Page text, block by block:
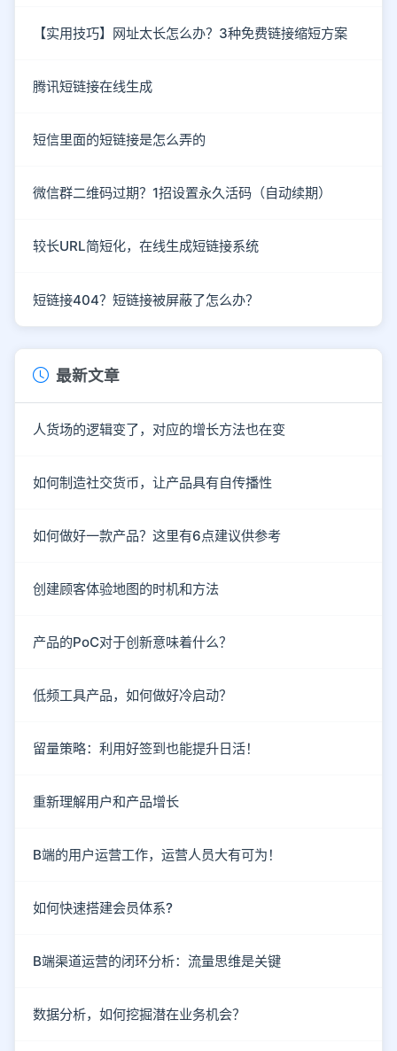
【实用技巧】网址太长怎么办？3种免费链接缩短方案
腾讯短链接在线生成
短信里面的短链接是怎么弄的
微信群二维码过期？1招设置永久活码（自动续期）
较长URL简短化，在线生成短链接系统
短链接404？短链接被屏蔽了怎么办？
最新文章
人货场的逻辑变了，对应的增长方法也在变
如何制造社交货币，让产品具有自传播性
如何做好一款产品？这里有6点建议供参考
创建顾客体验地图的时机和方法
产品的PoC对于创新意味着什么？
低频工具产品，如何做好冷启动？
留量策略：利用好签到也能提升日活！
重新理解用户和产品增长
B端的用户运营工作，运营人员大有可为！
如何快速搭建会员体系?
B端渠道运营的闭环分析：流量思维是关键
数据分析，如何挖掘潜在业务机会？